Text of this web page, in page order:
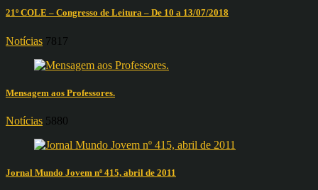
21º COLE – Congresso de Leitura – De 10 a 13/07/2018
Notícias 7817
Mensagem aos Professores.
Notícias 5880
Jornal Mundo Jovem nº 415, abril de 2011